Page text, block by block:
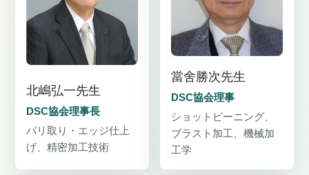
北嶋弘一先生
DSC協会理事長
バリ取り・エッジ仕上
げ、精密加工技術
當舍勝次先生
DSC協会理事
ショットピーニング、
ブラスト加工、機械加
工学